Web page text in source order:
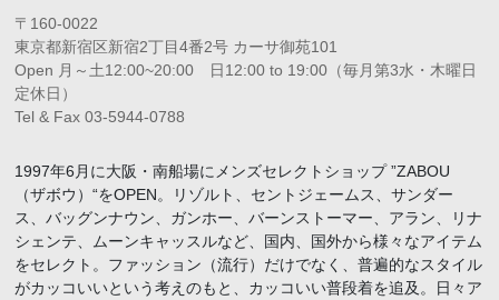
〒160-0022
東京都新宿区新宿2丁目4番2号 カーサ御苑101
Open 月～土12:00~20:00 日12:00 to 19:00（毎月第3水・木曜日
定休日）
Tel & Fax 03-5944-0788
1997年6月に大阪・南船場にメンズセレクトショップ ”ZABOU
（ザボウ）“をOPEN。リゾルト、セントジェームス、サンダー
ス、バッグンナウン、ガンホー、バーンストーマー、アラン、リナ
シェンテ、ムーンキャッスルなど、国内、国外から様々なアイテム
をセレクト。ファッション（流行）だけでなく、普遍的なスタイル
がカッコいいという考えのもと、カッコいい普段着を追及。日々ア